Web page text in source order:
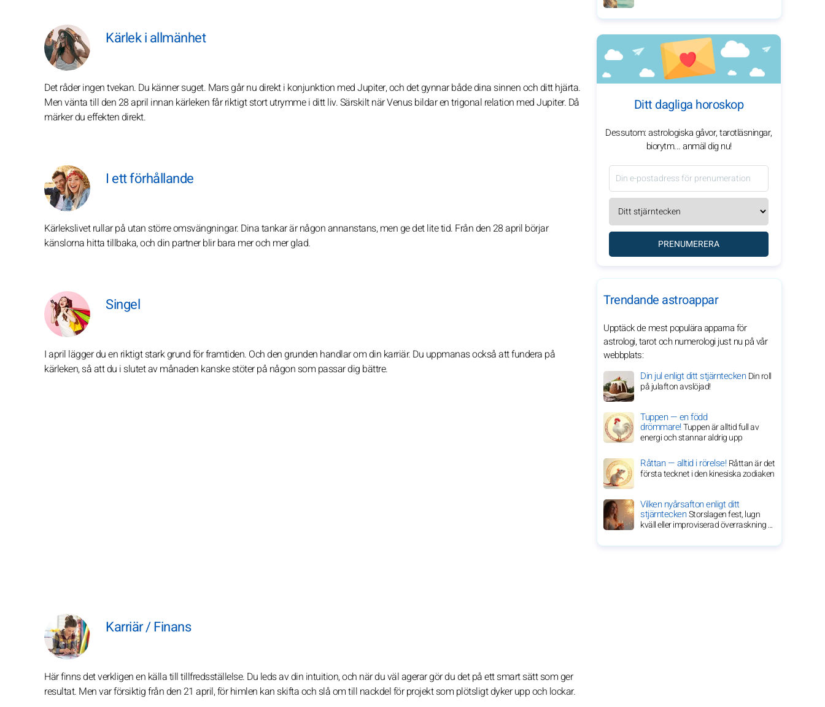
Kärlek i allmänhet
Det råder ingen tvekan. Du känner suget. Mars går nu direkt i konjunktion med Jupiter, och det gynnar både dina sinnen och ditt hjärta.
Men vänta till den 28 april innan kärleken får riktigt stort utrymme i ditt liv. Särskilt när Venus bildar en trigonal relation med Jupiter. Då
märker du effekten direkt.
I ett förhållande
Kärlekslivet rullar på utan större omsvängningar. Dina tankar är någon annanstans, men ge det lite tid. Från den 28 april börjar
känslorna hitta tillbaka, och din partner blir bara mer och mer glad.
Singel
I april lägger du en riktigt stark grund för framtiden. Och den grunden handlar om din karriär. Du uppmanas också att fundera på
kärleken, så att du i slutet av månaden kanske stöter på någon som passar dig bättre.
Karriär / Finans
Här finns det verkligen en källa till tillfredsställelse. Du leds av din intuition, och när du väl agerar gör du det på ett smart sätt som ger
resultat. Men var försiktig från den 21 april, för himlen kan skifta och slå om till nackdel för projekt som plötsligt dyker upp och lockar.
Ditt dagliga horoskop
Dessutom: astrologiska gåvor, tarotläsningar,
biorytm... anmäl dig nu!
PRENUMERERA
Trendande astroappar
Upptäck de mest populära apparna för
astrologi, tarot och numerologi just nu på vår
webbplats:
Din jul enligt ditt stjärnteckenDin roll
på julafton avslöjad!
Tuppen — en född
drömmare!Tuppen är alltid full av
energi och stannar aldrig upp
Råttan — alltid i rörelse!Råttan är det
första tecknet i den kinesiska zodiaken
Vilken nyårsafton enligt ditt
stjärnteckenStorslagen fest, lugn
kväll eller improviserad överraskning ...